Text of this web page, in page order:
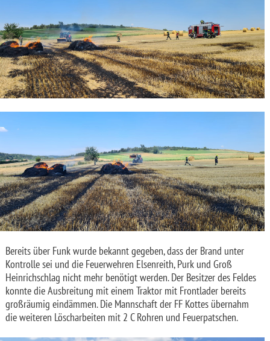
Bereits über Funk wurde bekannt gegeben, dass der Brand unter
Kontrolle sei und die Feuerwehren Elsenreith, Purk und Groß
Heinrichschlag nicht mehr benötigt werden. Der Besitzer des Feldes
konnte die Ausbreitung mit einem Traktor mit Frontlader bereits
großräumig eindämmen. Die Mannschaft der FF Kottes übernahm
die weiteren Löscharbeiten mit 2 C Rohren und Feuerpatschen.